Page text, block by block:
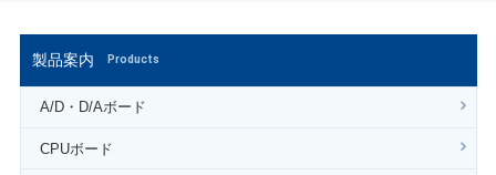
製品案内 Products
A/D・D/Aボード
CPUボード